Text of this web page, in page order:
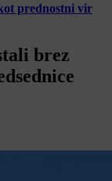
prednostni vir
brez